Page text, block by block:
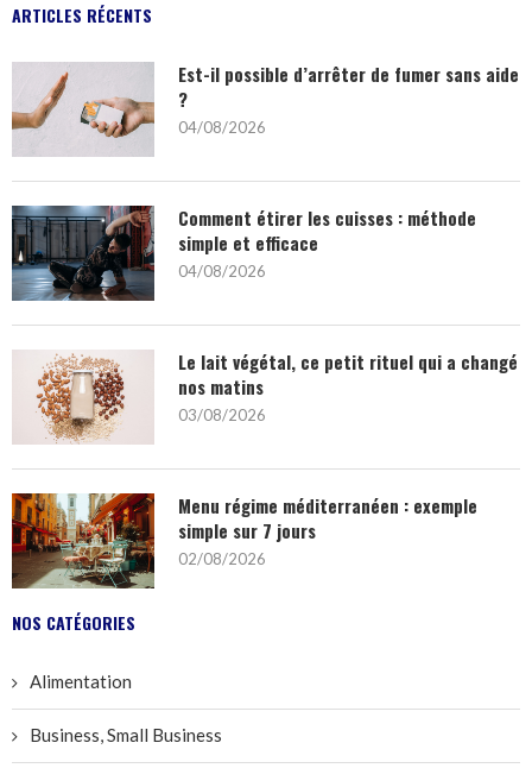
ARTICLES RÉCENTS
Est-il possible d’arrêter de fumer sans aide
?
04/08/2026
Comment étirer les cuisses : méthode
simple et efficace
04/08/2026
Le lait végétal, ce petit rituel qui a changé
nos matins
03/08/2026
Menu régime méditerranéen : exemple
simple sur 7 jours
02/08/2026
NOS CATÉGORIES
Alimentation
Business, Small Business